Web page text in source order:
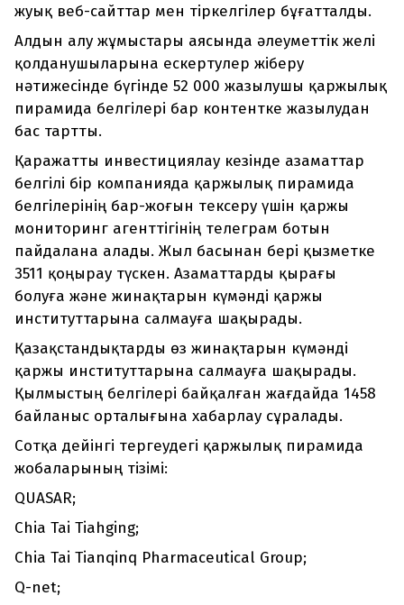
жуық веб-сайттар мен тіркелгілер бұғатталды.
Алдын алу жұмыстары аясында әлеуметтік желі
қолданушыларына ескертулер жіберу
нәтижесінде бүгінде 52 000 жазылушы қаржылық
пирамида белгілері бар контентке жазылудан
бас тартты.
Қаражатты инвестициялау кезінде азаматтар
белгілі бір компанияда қаржылық пирамида
белгілерінің бар-жоғын тексеру үшін қаржы
мониторинг агенттігінің телеграм ботын
пайдалана алады. Жыл басынан бері қызметке
3511 қоңырау түскен. Азаматтарды қырағы
болуға және жинақтарын күмәнді қаржы
институттарына салмауға шақырады.
Қазақстандықтарды өз жинақтарын күмәнді
қаржы институттарына салмауға шақырады.
Қылмыстың белгілері байқалған жағдайда 1458
байланыс орталығына хабарлау сұралады.
Сотқа дейінгі тергеудегі қаржылық пирамида
жобаларының тізімі:
QUASAR;
Chia Tai Tiahging;
Chia Tai Tianqinq Pharmaceutical Group;
Q-net;